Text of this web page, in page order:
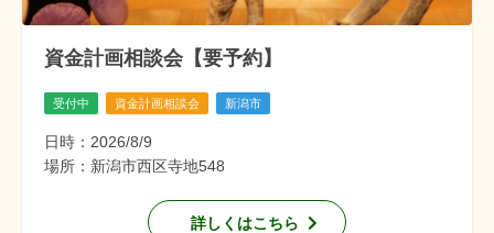
資金計画相談会【要予約】
受付中 資金計画相談会 新潟市
日時：2026/8/9
場所：新潟市西区寺地548
詳しくはこちら